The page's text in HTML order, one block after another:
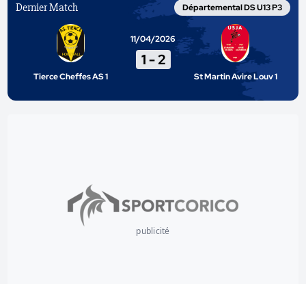
Dernier Match Départemental DS U13 P3
Tierce Cheffes AS 1
11/04/2026
1- 2
St Martin Avire Louv 1
publicité